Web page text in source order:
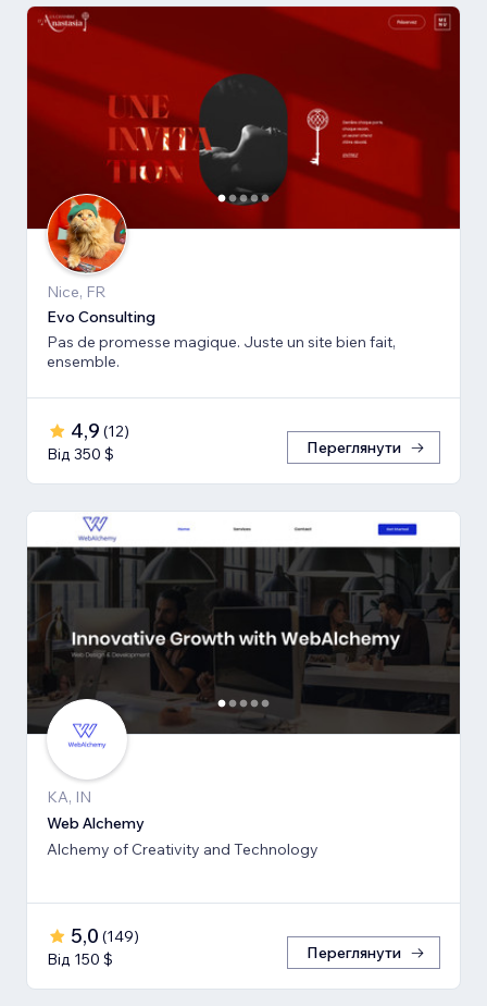
Nice, FR
Evo Consulting
Pas de promesse magique. Juste un site bien fait,
ensemble.
4,9 (12)
Від 350 $
Переглянути
KA, IN
Web Alchemy
Alchemy of Creativity and Technology
5,0 (149)
Від 150 $
Переглянути